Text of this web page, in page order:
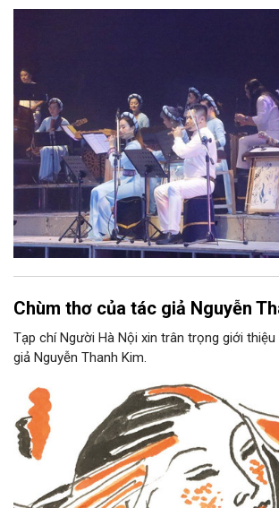
phối khí mới trên nền tảng làn điệu âm nhạc
Nam, đồng thời phải được trình diễn trực tiếp
Chùm thơ của tác giả Nguyễn
Tạp chí Người Hà Nội xin trân trọng giới
giả Nguyễn Thanh Kim.